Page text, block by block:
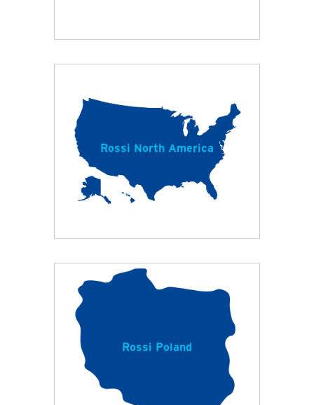
Rossi North America
Rossi Poland